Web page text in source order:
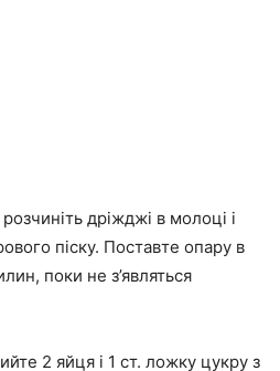
дріжджі в молоці і
піску. Поставте опару в
поки не з’являться
2 яйця і 1 ст. ложку цукру з